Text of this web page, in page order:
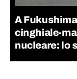
A
cinghiale-
nucleare: lo